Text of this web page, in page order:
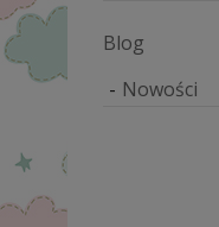
Blog
Nowości